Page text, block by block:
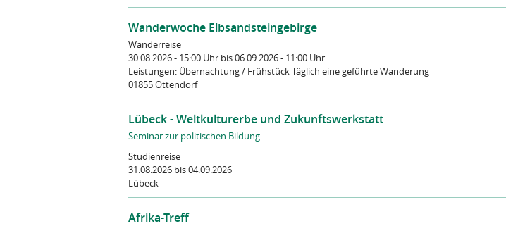
Wanderwoche Elbsandsteingebirge
Wanderreise
30.08.2026 - 15:00 Uhr bis 06.09.2026 - 11:00 Uhr
Leistungen: Übernachtung / Frühstück Täglich eine geführte Wanderung
01855 Ottendorf
Lübeck - Weltkulturerbe und Zukunftswerkstatt
Seminar zur politischen Bildung
Studienreise
31.08.2026 bis 04.09.2026
Lübeck
Afrika-Treff